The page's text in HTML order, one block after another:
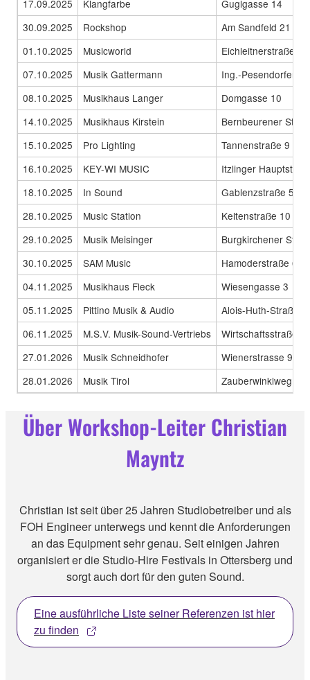
17.09.2025
Klangfarbe
Guglgasse 14
30.09.2025
Rockshop
Am Sandfeld 21
01.10.2025
Musicworld
Eichleitnerstraße 34
07.10.2025
Musik Gattermann
Ing.-Pesendorfer-
08.10.2025
Musikhaus Langer
Domgasse 10
14.10.2025
Musikhaus Kirstein
Bernbeurener Str.11
15.10.2025
Pro Lighting
Tannenstraße 9
16.10.2025
KEY-WI MUSIC
Itzlinger
18.10.2025
In Sound
Gablenzstraße 5
28.10.2025
Music Station
Keltenstraße 10
29.10.2025
Musik Meisinger
Burgkirchener Str.
30.10.2025
SAM Music
Hamoderstraße 6
04.11.2025
Musikhaus Fleck
Wiesengasse 3
05.11.2025
Pittino Musik & Audio
Alois-Huth-Straße 1
06.11.2025
M.S.V. Musik-Sound-Vertriebs
Wirtschaftsstraße
27.01.2026
Musik Schneidhofer
Wienerstrasse 91
28.01.2026
Musik Tirol Zauberwinklweg 7
Über Workshop-Leiter Christian
Mayntz
Christian ist seit über 25 Jahren Studiobetreiber und als
FOH Engineer unterwegs und kennt die Anforderungen
an das Equipment sehr genau. Seit einigen Jahren
organisiert er die Studio-Hire Festivals in Ottersberg und
sorgt auch dort für den guten Sound.
Eine ausführliche Liste seiner Referenzen ist hier
zu finden